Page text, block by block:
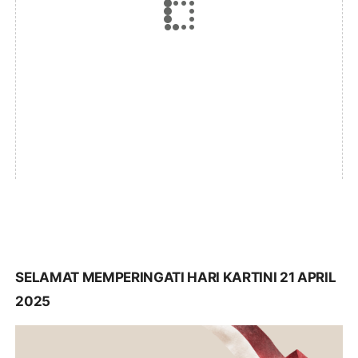
wisata ini bertujuan untuk
memberikan rasa aman dan
Lanjut diungkapkan
kepada masyarakat untuk
berhati-hati pada saat
SELAMAT MEMPERINGATI HARI KARTINI 21 APRIL
2025